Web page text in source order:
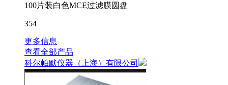
100片装白色MCE过滤膜圆盘
354
更多信息
查看全部产品
科尔帕默仪器（上海）有限公司